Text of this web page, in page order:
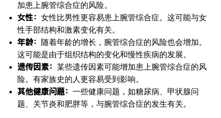
加患上腕管综合症的风险。
女性： 女性比男性更容易患上腕管综合症。这可能与女
性手部结构和激素变化有关。
年龄：
随着年龄的增长，腕管综合症的风险也会增加。
这可能是由于组织结构的变化和慢性疾病的发展。
遗传因素： 某些遗传因素可能增加患上腕管综合症的风
险。有家族史的人更容易受到影响。
其他健康问题： 一些健康问题，如糖尿病、甲状腺问
题、关节炎和肥胖等，与腕管综合症的发生有关。